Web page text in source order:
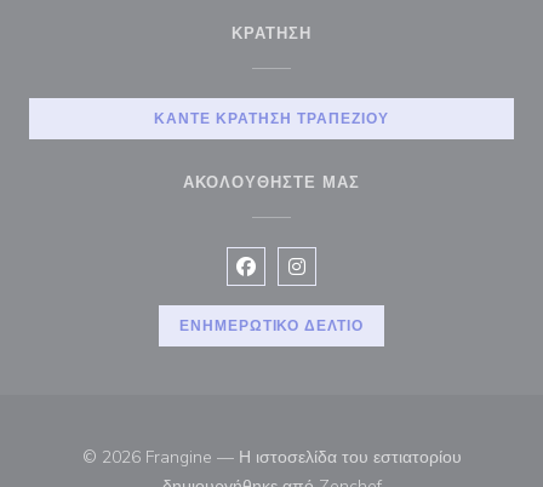
ΚΡΆΤΗΣΗ
ΚΆΝΤΕ ΚΡΆΤΗΣΗ ΤΡΑΠΕΖΙΟΎ
ΑΚΟΛΟΥΘΉΣΤΕ ΜΑΣ
Facebook ((ανοίγει σε νέο
Instagram ((ανοίγει σε νέο
ΕΝΗΜΕΡΩΤΙΚΌ ΔΕΛΤΊΟ
© 2026 Frangine — Η ιστοσελίδα του εστιατορίου